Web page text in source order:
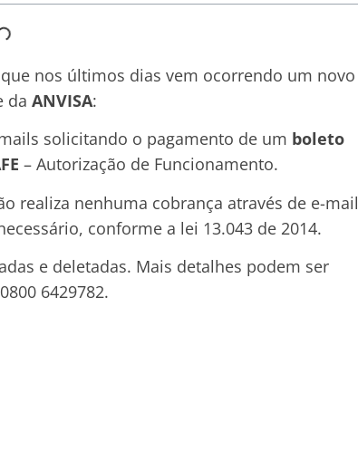
nos últimos dias vem ocorrendo um novo
da ANVISA:
solicitando o pagamento de um boleto
– Autorização de Funcionamento.
realiza nenhuma cobrança através de e-mail
conforme a lei 13.043 de 2014.
e deletadas. Mais detalhes podem ser
6429782.